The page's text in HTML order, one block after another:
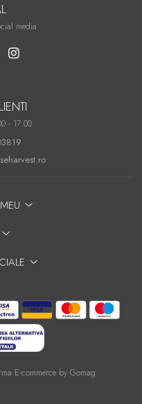
media
- 17:00
E-commerce by Gomag